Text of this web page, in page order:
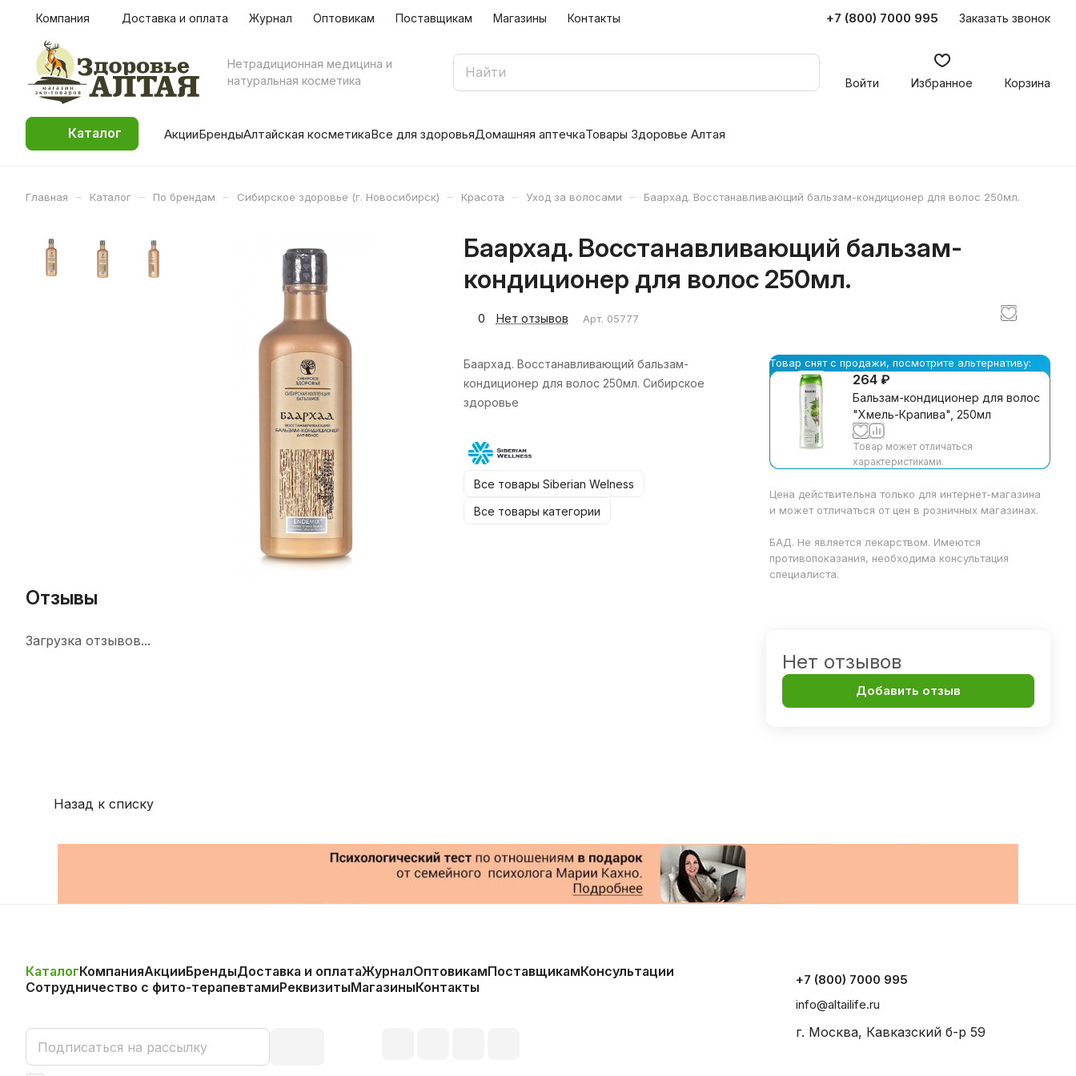
Компания Доставка и оплата Журнал Оптовикам Поставщикам Магазины Контакты +7 (800) 7000 995 Заказать звонок
Нетрадиционная медицина и
натуральная косметика
Войти Избранное Корзина
Каталог АкцииБрендыАлтайская косметикаВсе для здоровьяДомашняя аптечкаТовары Здоровье Алтая
Главная – Каталог – По брендам – Сибирское здоровье (г. Новосибирск) – Красота – Уход за волосами – Баархад. Восстанавливающий бальзам-кондиционер для волос 250мл.
Баархад. Восстанавливающий бальзам-
кондиционер для волос 250мл.
0 Нет отзывов Арт. 05777
Баархад. Восстанавливающий бальзам-
кондиционер для волос 250мл. Сибирское
здоровье
Все товары Siberian Welness
Все товары категории
Товар снят с продажи, посмотрите альтернативу:
264 ₽
Бальзам-кондиционер для волос
"Хмель-Крапива", 250мл
Товар может отличаться
характеристиками.
Цена действительна только для интернет-магазина
и может отличаться от цен в розничных магазинах.
БАД. Не является лекарством. Имеются
противопоказания, необходима консультация
специалиста.
Отзывы
Загрузка отзывов...
Нет отзывов
Добавить отзыв
Назад к списку
КаталогКомпанияАкцииБрендыДоставка и оплатаЖурналОптовикамПоставщикамКонсультации
Сотрудничество с фито-терапевтамиРеквизитыМагазиныКонтакты
+7 (800) 7000 995
info@altailife.ru
г. Москва, Кавказский б-р 59